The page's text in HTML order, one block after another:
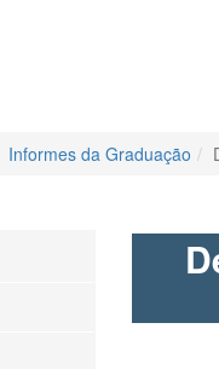
Informes da Graduação